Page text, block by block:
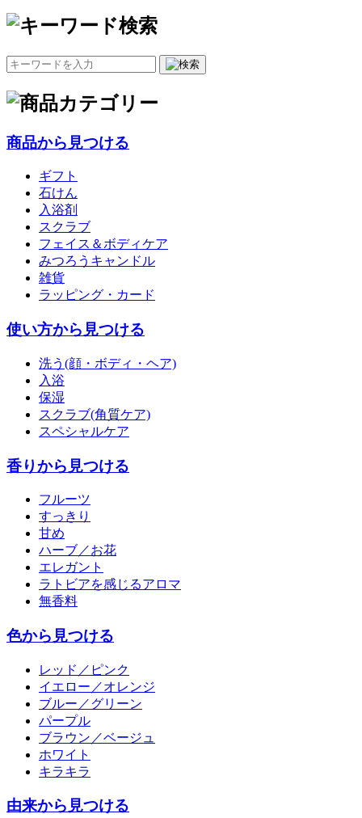
商品から見つける
ギフト
石けん
入浴剤
スクラブ
フェイス＆ボディケア
みつろうキャンドル
雑貨
ラッピング・カード
使い方から見つける
洗う(顔・ボディ・ヘア)
入浴
保湿
スクラブ(角質ケア)
スペシャルケア
香りから見つける
フルーツ
すっきり
甘め
ハーブ／お花
エレガント
ラトビアを感じるアロマ
無香料
色から見つける
レッド／ピンク
イエロー／オレンジ
ブルー／グリーン
パープル
ブラウン／ベージュ
ホワイト
キラキラ
由来から見つける